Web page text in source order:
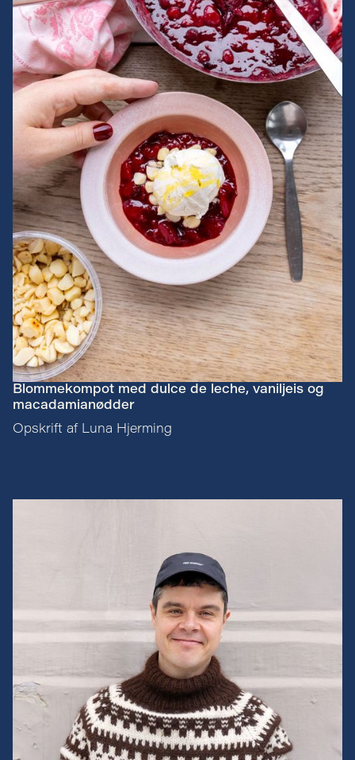
Augusta og Claus Meyer
Adam Aamann
Frederik Bille Brahe
Noma Projects
Easy Peacy
Eat Real Be Real
Graziano
Nadine Levy Redzepi
Planetarisk Kogebog
Eva Hurtigkarl
Blommekompot med dulce de leche, vaniljeis og
macadamianødder
Opskrift af Luna Hjerming